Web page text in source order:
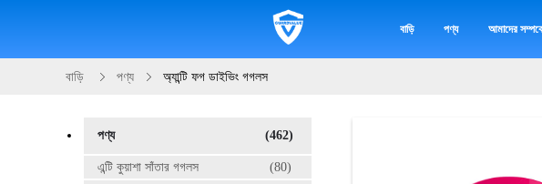
বাড়ি পণ্য আমাদের
বাড়ি পণ্য অ্যান্টি ফগ ডাইভিং গগলস
পণ্য (462)
এন্টি কুয়াশা সাঁতার গগলস
(80)